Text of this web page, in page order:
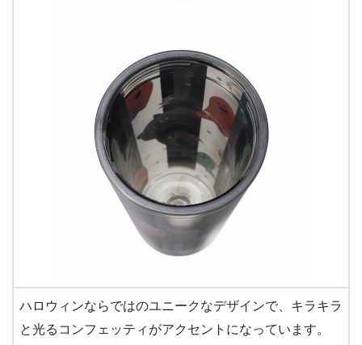
ハロウィンならではのユニークなデザインで、キラキラ
と光るコンフェッティがアクセントになっています。